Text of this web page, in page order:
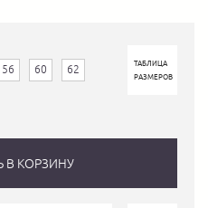
56 60 62
ТАБЛИЦА
РАЗМЕРОВ
В КОРЗИНУ